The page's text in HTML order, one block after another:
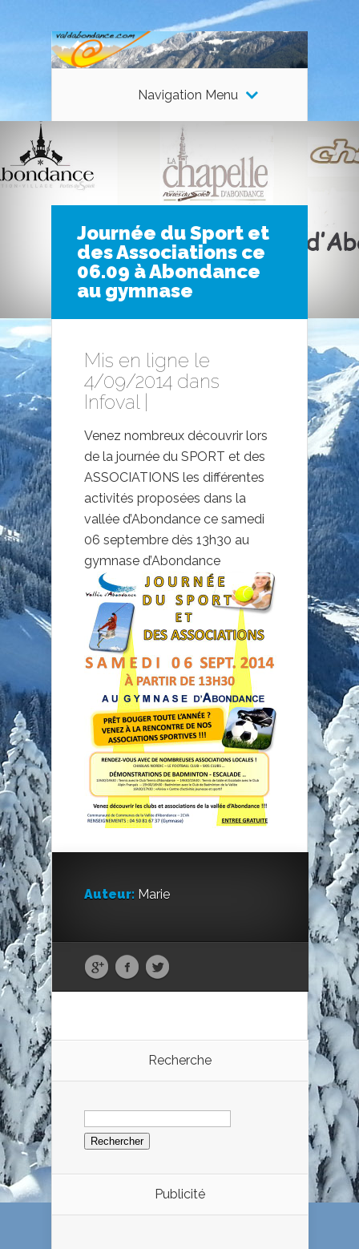
Navigation Menu
Journée du Sport et
des Associations ce
06.09 à Abondance
au gymnase
Mis en ligne le
4/09/2014 dans
Infoval
Venez nombreux découvrir lors
de la journée du SPORT et des
ASSOCIATIONS les différentes
activités proposées dans la
vallée d’Abondance ce samedi
06 septembre dès 13h30 au
gymnase d’Abondance
Auteur: Marie
Recherche
Rechercher :
Publicité